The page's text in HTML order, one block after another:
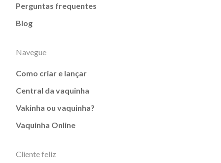
Perguntas frequentes
Blog
Navegue
Como criar e lançar
Central da vaquinha
Vakinha ou vaquinha?
Vaquinha Online
Cliente feliz